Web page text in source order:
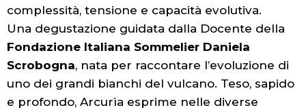
complessità, tensione e capacità evolutiva.
Una degustazione guidata dalla Docente della
Fondazione Italiana Sommelier Daniela
Scrobogna, nata per raccontare l’evoluzione di
uno dei grandi bianchi del vulcano. Teso, sapido
e profondo, Arcurìa esprime nelle diverse